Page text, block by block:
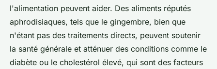
l'alimentation peuvent aider. Des aliments réputés
aphrodisiaques, tels que le gingembre, bien que
n'étant pas des traitements directs, peuvent soutenir
la santé générale et atténuer des conditions comme le
diabète ou le cholestérol élevé, qui sont des facteurs